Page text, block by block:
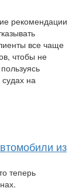
рекомендации
все чаще
чтобы не
судах на
из
теперь